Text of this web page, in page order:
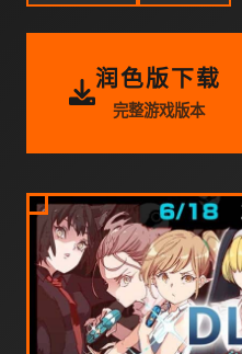
润色版下载
完整游戏版本